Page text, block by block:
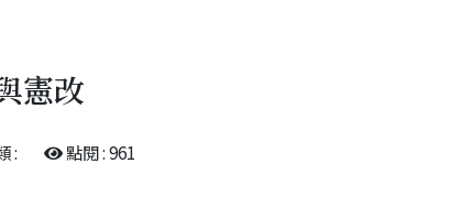
憲改
: 點閱 : 961